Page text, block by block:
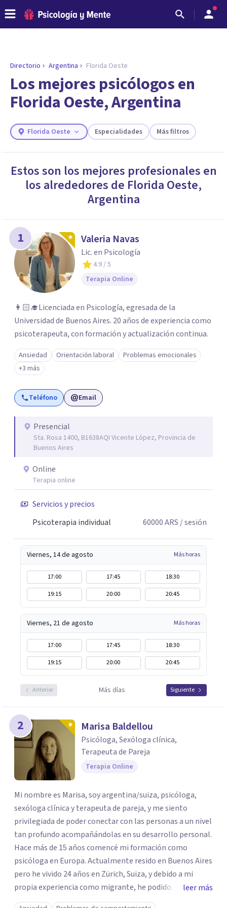
ENCONTRAR MI TERAPEUTA
¿Necesitas ayuda para encontrar el
psicólogo adecuado?
Responde a unas breves preguntas y te ofreceremos
necesidades.
Directorio Argentina Florida Oeste
Los mejores psicólogos en
Florida Oeste, Argentina
Florida Oeste Especialidades Más filtros
Estos son los mejores profesionales en
los alrededores de Florida Oeste,
Argentina
1 Valeria Navas
Lic. en Psicología
4.9/ 5
Terapia Online
👩🏻‍🎓Licenciada en Psicología, egresada de la
Universidad de Buenos Aires. 20 años de experiencia como
psicoterapeuta, con formación y actualización continua.
Ansiedad Orientación laboral
Problemas emocionales
+3 más
Teléfono Email
Presencial
Sta. Rosa 1400, B1638AQI Vicente López, Provincia de
Buenos Aires
Online
Terapia online
Servicios y precios
Psicoterapia individual
60000ARS / sesión
Viernes, 14 de agosto Más horas
17:00 17:45
18:30
19:15
20:00 20:45
Viernes, 21 de agosto Más horas
17:00 17:45
18:30
19:15
20:00 20:45
Anterior Más días Siguiente
2 Marisa Baldellou
Psicóloga, Sexóloga clínica,
Terapeuta de Pareja
Terapia Online
Mi nombre es Marisa, soy argentina/suiza, psicóloga,
sexóloga clínica y terapeuta de pareja, y me siento
privilegiada de poder conectar con las personas a un nivel
tan profundo acompañándolas en su desarrollo personal.
Hace más de 15 años comencé mi formación como
psicóloga en Europa. Actualmente resido en Buenos Aires
pero he vivido 24 años en Zürich, Suiza, y debido a mi
propia experiencia como migrante, he podido
profundizar en la problemática de la Inmigración y en el
leer más